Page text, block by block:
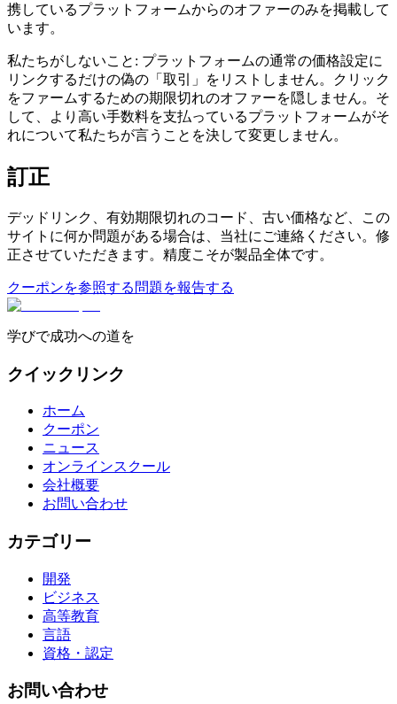
携しているプラ​​ットフォームからのオファーのみを掲載して
います。
私たちがしないこと: プラットフォームの通常の価格設定に
リンクするだけの偽の「取引」をリストしません。クリック
をファームするための期限切れのオファーを隠しません。そ
して、より高い手数料を支払っているプラ​​ットフォームがそ
れについて私たちが言うことを決して変更しません。
訂正
デッドリンク、有効期限切れのコード、古い価格など、この
サイトに何か問題がある場合は、当社にご連絡ください。修
正させていただきます。精度こそが製品全体です。
クーポンを参照する 問題を報告する
学びで成功への道を
クイックリンク
ホーム
クーポン
ニュース
オンラインスクール
会社概要
お問い合わせ
カテゴリー
開発
ビジネス
高等教育
言語
資格・認定
お問い合わせ